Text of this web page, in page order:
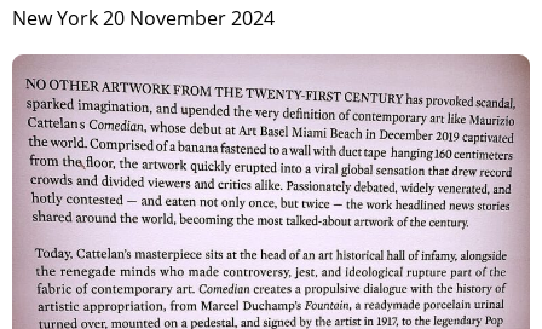
New York 20 November 2024